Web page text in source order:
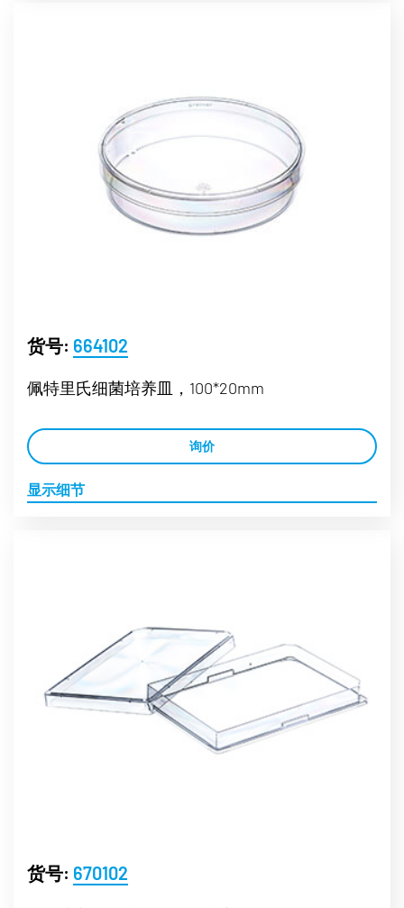
货号: 664102
佩特里氏细菌培养皿，100*20mm
询价
显示细节
货号: 670102